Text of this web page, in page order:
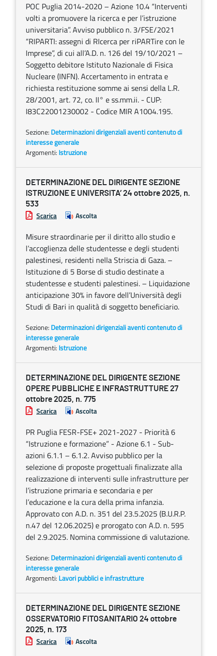
POC Puglia 2014-2020 – Azione 10.4 “Interventi
volti a promuovere la ricerca e per l’istruzione
universitaria”. Avviso pubblico n. 3/FSE/2021
“RIPARTI: assegni di RIcerca per riPARTire con le
Imprese”, di cui all’A.D. n. 126 del 19/10/2021 –
Soggetto debitore Istituto Nazionale di Fisica
Nucleare (INFN). Accertamento in entrata e
richiesta restituzione somme ai sensi della L.R.
28/2001, art. 72, co. II° e ss.mm.ii. - CUP:
I83C22001230002 - Codice MIR A1004.195.
Sezione: Determinazioni dirigenziali aventi contenuto di
interesse generale
Argomenti: Istruzione
DETERMINAZIONE DEL DIRIGENTE SEZIONE
ISTRUZIONE E UNIVERSITA’ 24 ottobre 2025, n.
533
Scarica Ascolta
Misure straordinarie per il diritto allo studio e
l’accoglienza delle studentesse e degli studenti
palestinesi, residenti nella Striscia di Gaza. –
Istituzione di 5 Borse di studio destinate a
studentesse e studenti palestinesi. – Liquidazione
anticipazione 30% in favore dell’Università degli
Studi di Bari in qualità di soggetto beneficiario.
Sezione: Determinazioni dirigenziali aventi contenuto di
interesse generale
Argomenti: Istruzione
DETERMINAZIONE DEL DIRIGENTE SEZIONE
OPERE PUBBLICHE E INFRASTRUTTURE 27
ottobre 2025, n. 775
Scarica Ascolta
PR Puglia FESR-FSE+ 2021-2027 - Priorità 6
“Istruzione e formazione” - Azione 6.1 - Sub-
azioni 6.1.1 – 6.1.2. Avviso pubblico per la
selezione di proposte progettuali finalizzate alla
realizzazione di interventi sulle infrastrutture per
l’istruzione primaria e secondaria e per
l’educazione e la cura della prima infanzia.
Approvato con A.D. n. 351 del 23.5.2025 (B.U.R.P.
n.47 del 12.06.2025) e prorogato con A.D. n. 595
del 2.9.2025. Nomina commissione di valutazione.
Sezione: Determinazioni dirigenziali aventi contenuto di
interesse generale
Argomenti: Lavori pubblici e infrastrutture
DETERMINAZIONE DEL DIRIGENTE SEZIONE
OSSERVATORIO FITOSANITARIO 24 ottobre
2025, n. 173
Scarica Ascolta